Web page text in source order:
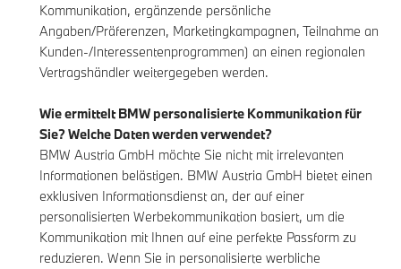
Kommunikation, ergänzende persönliche
Angaben/Präferenzen, Marketingkampagnen, Teilnahme an
Kunden-/Interessentenprogrammen) an einen regionalen
Vertragshändler weitergegeben werden.
Wie ermittelt BMW personalisierte Kommunikation für
Sie? Welche Daten werden verwendet?
BMW Austria GmbH möchte Sie nicht mit irrelevanten
Informationen belästigen. BMW Austria GmbH bietet einen
exklusiven Informationsdienst an, der auf einer
personalisierten Werbekommunikation basiert, um die
Kommunikation mit Ihnen auf eine perfekte Passform zu
reduzieren. Wenn Sie in personalisierte werbliche